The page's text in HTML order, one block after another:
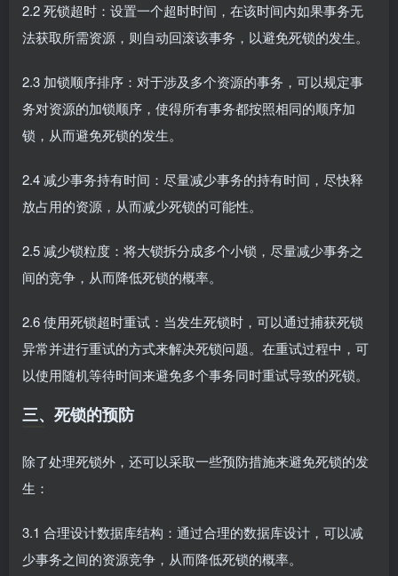
2.2 死锁超时：设置一个超时时间，在该时间内如果事务无
法获取所需资源，则自动回滚该事务，以避免死锁的发生。
2.3 加锁顺序排序：对于涉及多个资源的事务，可以规定事
务对资源的加锁顺序，使得所有事务都按照相同的顺序加
锁，从而避免死锁的发生。
2.4 减少事务持有时间：尽量减少事务的持有时间，尽快释
放占用的资源，从而减少死锁的可能性。
2.5 减少锁粒度：将大锁拆分成多个小锁，尽量减少事务之
间的竞争，从而降低死锁的概率。
2.6 使用死锁超时重试：当发生死锁时，可以通过捕获死锁
异常并进行重试的方式来解决死锁问题。在重试过程中，可
以使用随机等待时间来避免多个事务同时重试导致的死锁。
三、死锁的预防
除了处理死锁外，还可以采取一些预防措施来避免死锁的发
生：
3.1 合理设计数据库结构：通过合理的数据库设计，可以减
少事务之间的资源竞争，从而降低死锁的概率。